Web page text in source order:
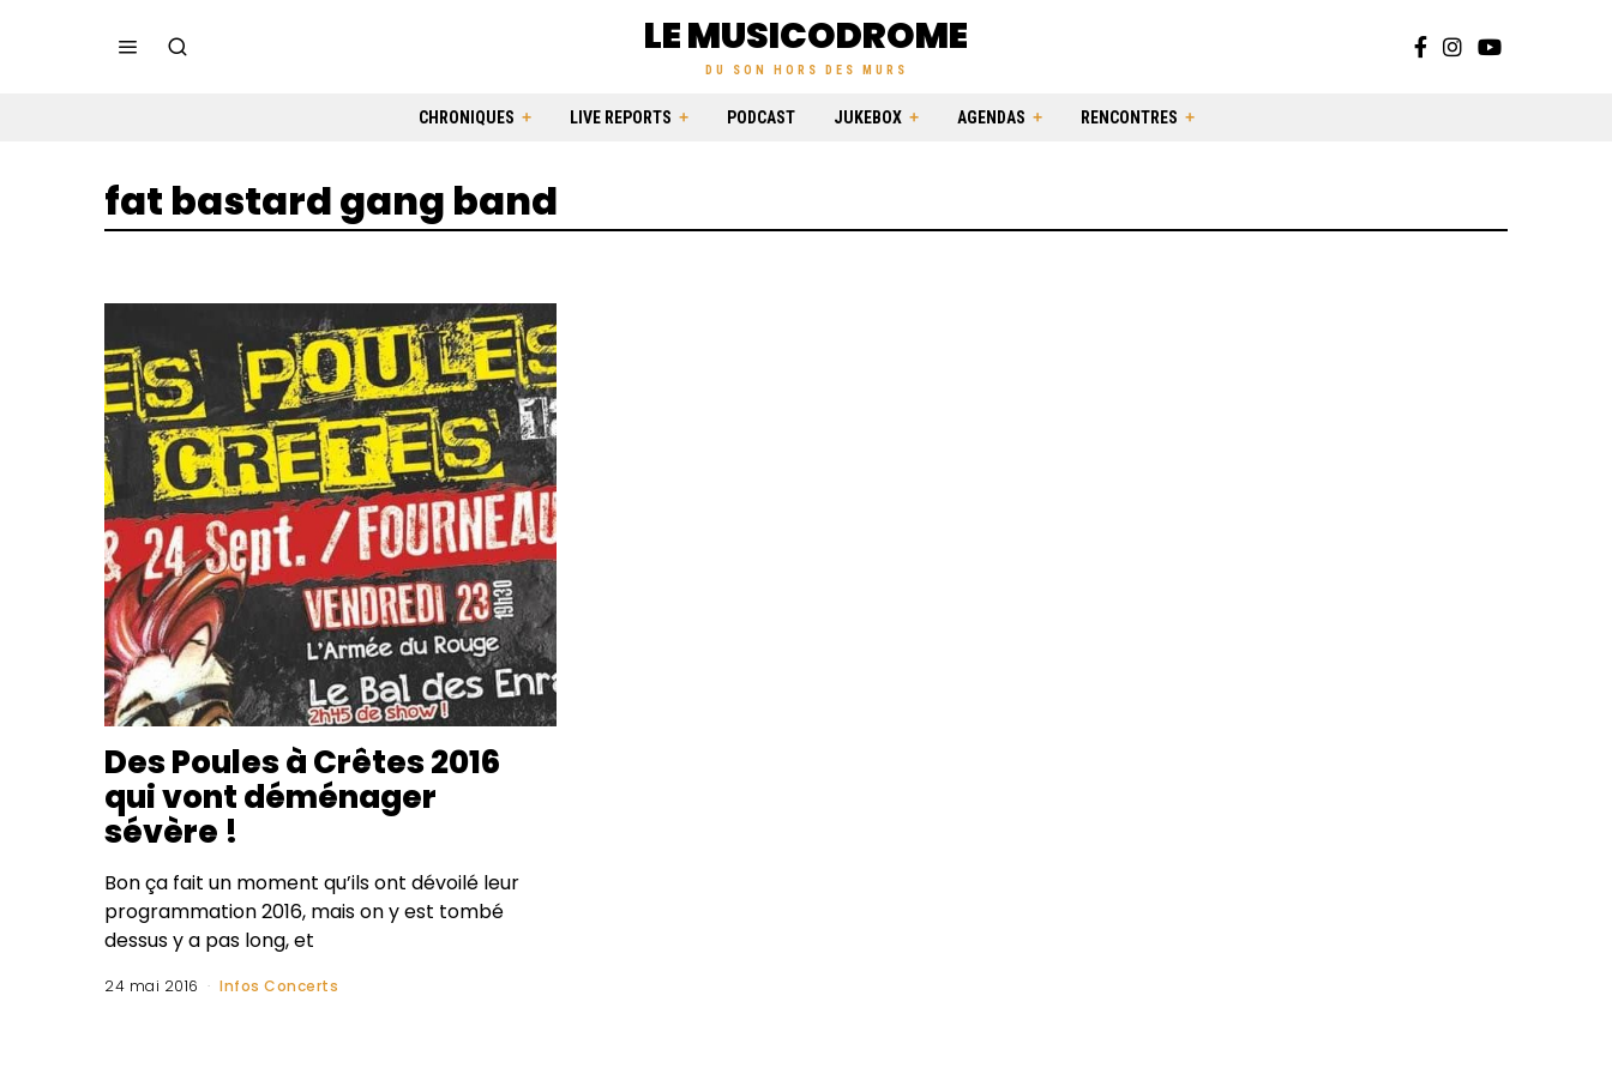
LE MUSICODROME
DU SON HORS DES MURS
CHRONIQUES LIVE REPORTS PODCAST JUKEBOX AGENDAS RENCONTRES
fat bastard gang band
Des Poules à Crêtes 2016
qui vont déménager
sévère !
Bon ça fait un moment qu’ils ont dévoilé leur
programmation 2016, mais on y est tombé
dessus y a pas long, et
24 mai 2016 Infos Concerts